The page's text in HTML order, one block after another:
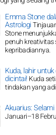
Emma Stone
Astrologi
Stone
penuh
kepribadiannya.
Kuda, lahir
dicintai!Kuda
tindakan yang
Akuarius:
Januari–18